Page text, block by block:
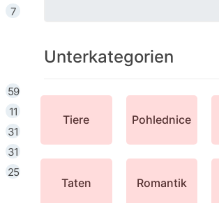
Unterkategorien
Tiere Pohlednice
Taten Romantik
7
59
11
31
31
25